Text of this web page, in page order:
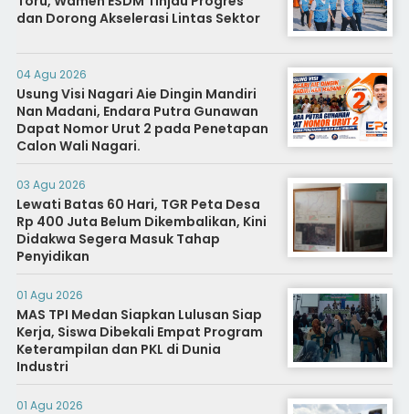
dan Dorong Akselerasi Lintas Sektor
04 Agu 2026
Usung Visi Nagari Aie Dingin Mandiri
Nan Madani, Endara Putra Gunawan
Dapat Nomor Urut 2 pada Penetapan
Calon Wali Nagari.
03 Agu 2026
Lewati Batas 60 Hari, TGR Peta Desa
Rp 400 Juta Belum Dikembalikan, Kini
Didakwa Segera Masuk Tahap
Penyidikan
01 Agu 2026
MAS TPI Medan Siapkan Lulusan Siap
Kerja, Siswa Dibekali Empat Program
Keterampilan dan PKL di Dunia
Industri
01 Agu 2026